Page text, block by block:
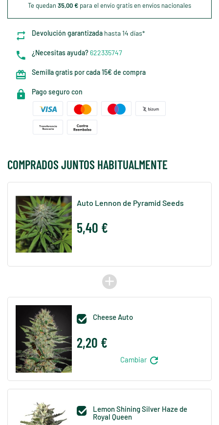
Te quedan 35,00 € para el envío gratis en envíos nacionales
Devolución garantizada hasta 14 días*
¿Necesitas ayuda?622335747
Semilla gratis por cada 15€ de compra
Pago seguro con
COMPRADOS JUNTOS HABITUALMENTE
Auto Lennon de Pyramid Seeds
5,40 €
add
 Cheese Auto
2,20 €
Cambiar refresh

Lemon Shining Silver Haze de
Royal Queen